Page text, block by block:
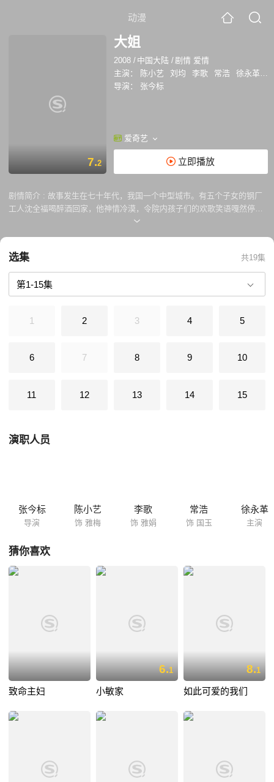
动漫
7.2
大姐
2008 / 中国大陆 /剧情 爱情
主演：
陈小艺 刘均 李歌 常浩 徐永革
导演：
张今标
爱奇艺
立即播放
剧情简介 : 故事发生在七十年代，我国一个中型城市。有五个子女的钢厂
工人沈全福喝醉酒回家，他神情冷漠，令院内孩子们的欢歌笑语嘎然停
止。长女雅梅不满父亲终日酗酒，对学习不好的国玉(二弟)只知道粗暴的
选集 共19集
1 2 3 4 5
6 7 8 9 10
11 12 13 14 15
演职人员
张今标
导演
陈小艺
饰 雅梅
李歌
饰 雅娟
常浩
饰 国玉
徐永革
主演
猜你喜欢
致命主妇
6.1
小敏家
8.1
如此可爱的我们